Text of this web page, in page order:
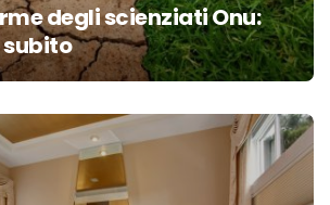
degli scienziati Onu: